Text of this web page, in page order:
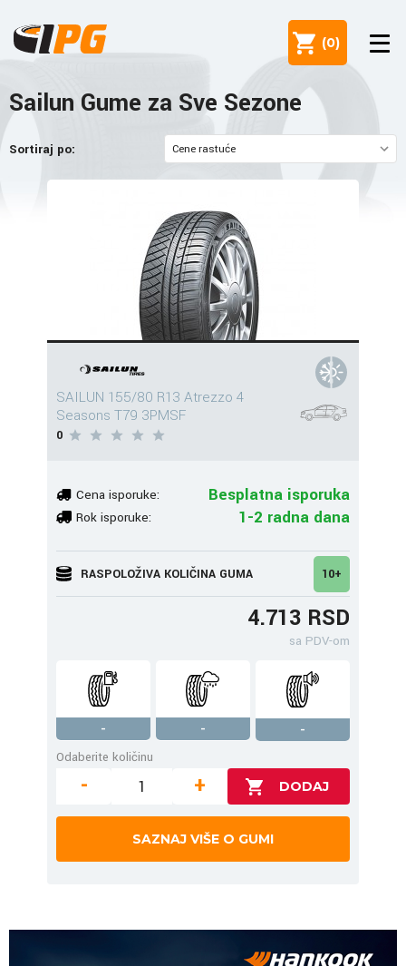
(0)
Sailun Gume za Sve Sezone
Sortiraj po:
SAILUN 155/80 R13 Atrezzo 4
Seasons T79 3PMSF
0
Cena isporuke: Besplatna isporuka
Rok isporuke: 1-2 radna dana
RASPOLOŽIVA KOLIČINA GUMA 10+
4.713 RSD
sa PDV-om
- -
-
Odaberite količinu
- +
SAZNAJ VIŠE O GUMI